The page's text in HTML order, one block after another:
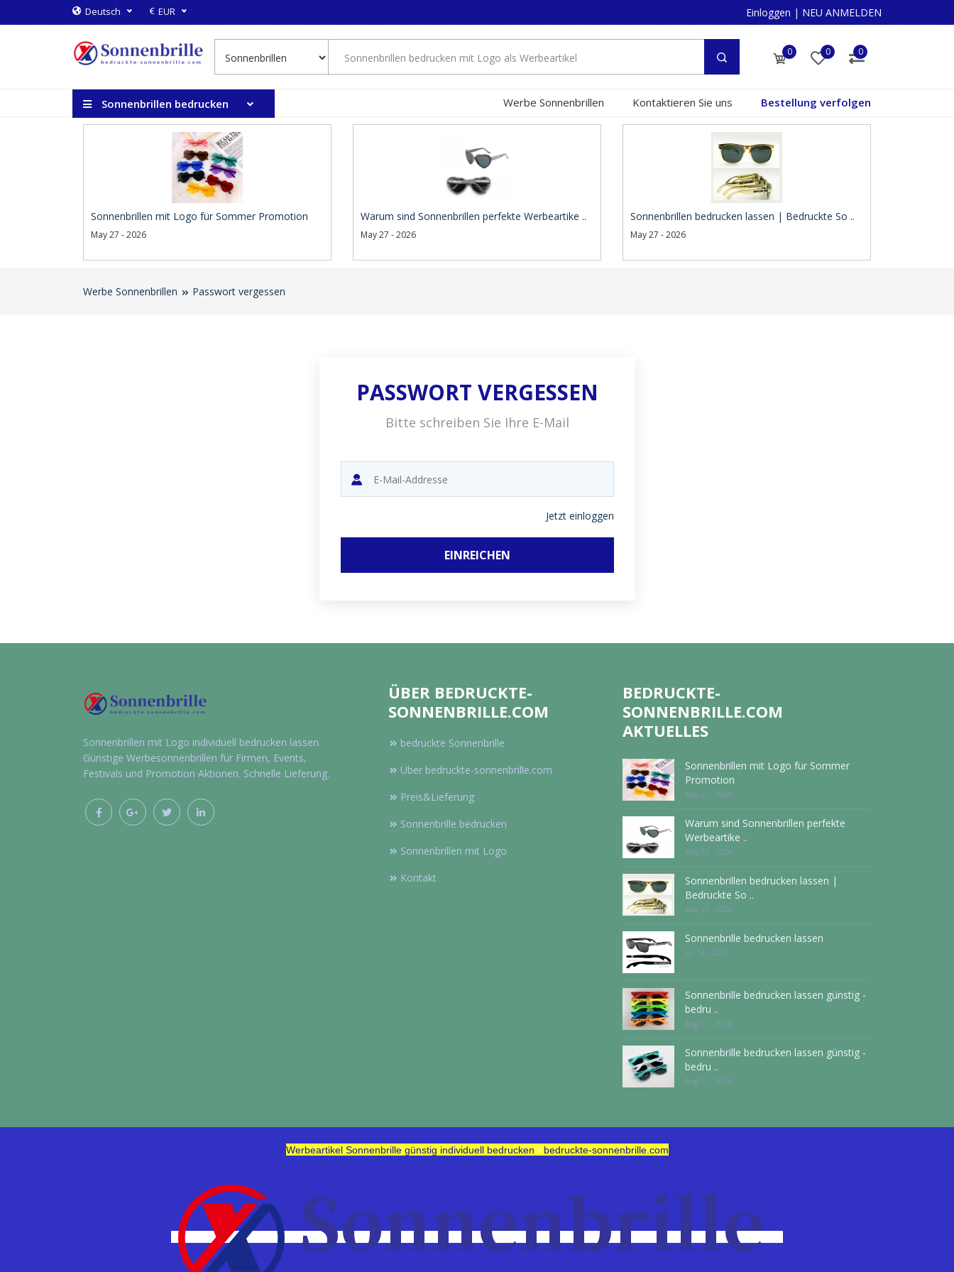
Deutsch € EUR Einloggen | NEU ANMELDEN
0 0 0
Sonnenbrillen bedrucken Werbe Sonnenbrillen Kontaktieren Sie uns Bestellung verfolgen
Sonnenbrillen mit Logo für Sommer Promotion
May 27 - 2026
Warum sind Sonnenbrillen perfekte Werbeartike ..
May 27 - 2026
Sonnenbrillen bedrucken lassen | Bedruckte So ..
May 27 - 2026
Werbe Sonnenbrillen Passwort vergessen
PASSWORT VERGESSEN
Bitte schreiben Sie Ihre E-Mail
Jetzt einloggen
EINREICHEN
Sonnenbrillen mit Logo individuell bedrucken lassen.
Günstige Werbesonnenbrillen für Firmen, Events,
Festivals und Promotion Aktionen. Schnelle Lieferung.
ÜBER BEDRUCKTE-
SONNENBRILLE.COM
bedruckte Sonnenbrille
Über bedruckte-sonnenbrille.com
Preis&Lieferung
Sonnenbrille bedrucken
Sonnenbrillen mit Logo
Kontakt
BEDRUCKTE-
SONNENBRILLE.COM
AKTUELLES
Sonnenbrillen mit Logo für Sommer
Promotion
May 27 - 2026
Warum sind Sonnenbrillen perfekte
Werbeartike ..
May 27 - 2026
Sonnenbrillen bedrucken lassen |
Bedruckte So ..
May 27 - 2026
Sonnenbrille bedrucken lassen
Jul 14 - 2025
Sonnenbrille bedrucken lassen günstig -
bedru ..
Aug 11 - 2024
Sonnenbrille bedrucken lassen günstig -
bedru ..
Aug 11 - 2024
Werbeartikel Sonnenbrille günstig individuell bedrucken - bedruckte-sonnenbrille.com